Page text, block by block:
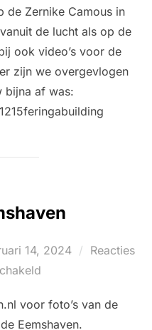
de Zernike Camous in
de lucht als op de
ook video’s voor de
zijn we overgevlogen
bijna af was:
14, 2024
Reacties
voor foto’s van de
Eemshaven.